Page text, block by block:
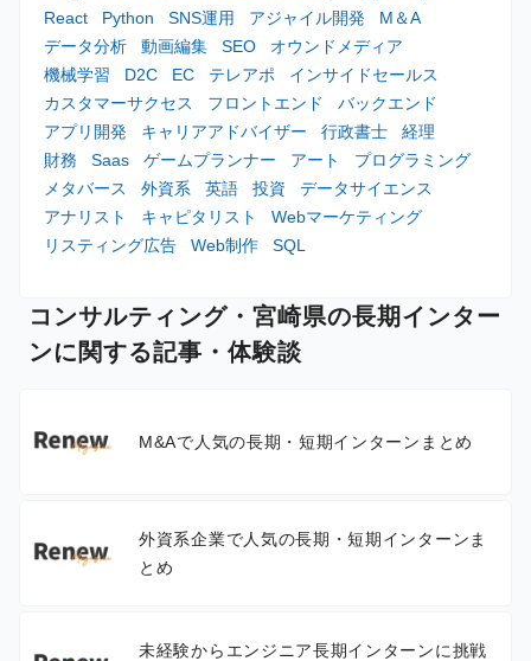
React
Python SNS運用 アジャイル開発
M＆A
データ分析
動画編集 SEO
オウンドメディア
機械学習
D2C EC テレアポ
インサイドセールス
カスタマーサクセス
フロントエンド
バックエンド
アプリ開発
キャリアアドバイザー 行政書士
経理
財務
Saas ゲームプランナー アート
プログラミング
メタバース
外資系 英語 投資
データサイエンス
アナリスト
キャピタリスト
Webマーケティング
リスティング広告
Web制作 SQL
コンサルティング・宮崎県の長期インター
ンに関する記事・体験談
M&Aで人気の長期・短期インターンまとめ
外資系企業で人気の長期・短期インターンま
とめ
未経験からエンジニア長期インターンに挑戦